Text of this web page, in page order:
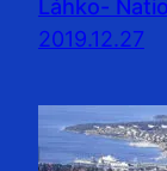
Láhko-
2019.12.27